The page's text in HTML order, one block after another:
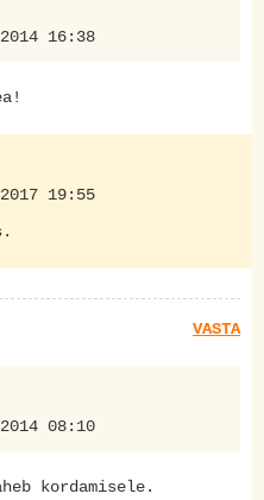
16:38
19:55
VASTA
08:10
kordamisele.